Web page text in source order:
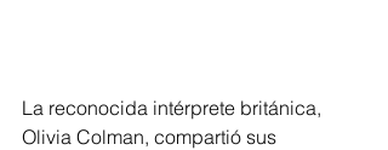
La reconocida intérprete británica,
Olivia Colman, compartió sus